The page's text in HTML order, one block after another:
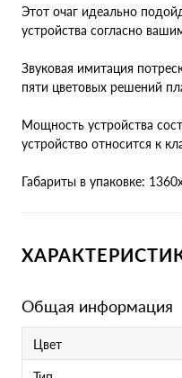
Этот очаг идеально
устройства согласно
Звуковая имитация
пяти цветовых решений
Мощность устройства
устройство относится к
Габариты в упаковке:
Общая информация
Цвет